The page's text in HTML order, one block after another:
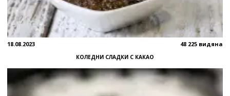
18.08.2023 48 225 видяна
КОЛЕДНИ СЛАДКИ С КАКАО